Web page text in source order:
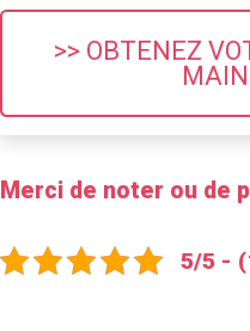
>> OBTENEZ
Merci de noter ou de
5/5 -